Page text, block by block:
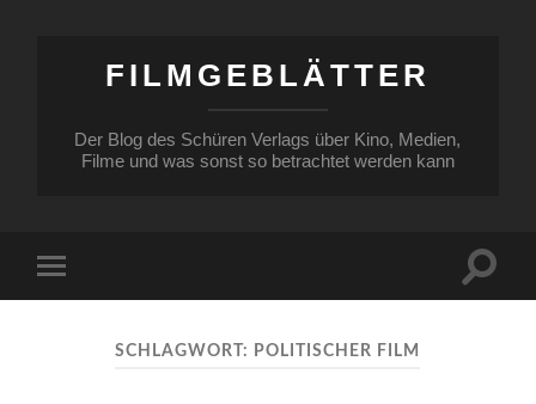
FILMGEBLÄTTER
Der Blog des Schüren Verlags über Kino, Medien,
Filme und was sonst so betrachtet werden kann
Menü
SCHLAGWORT: POLITISCHER FILM